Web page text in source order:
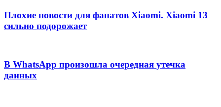
Плохие новости для фанатов Xiaomi. Xiaomi 13
сильно подорожает
В WhatsApp произошла очередная утечка
данных